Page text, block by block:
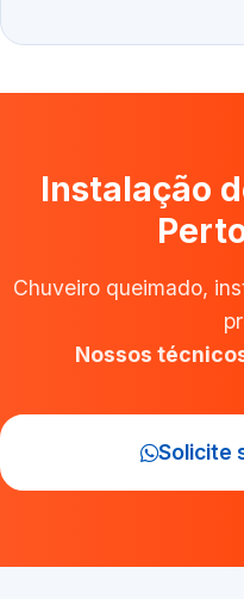
Instalação
Chuveiro queimado,
Nossos
Solicite